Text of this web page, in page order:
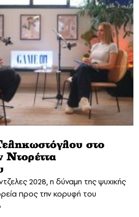
στο
Ντορέττα
2028, η δύναμη της ψυχικής
προς την κορυφή του